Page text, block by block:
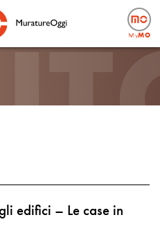
MyMO
edifici – Le case in